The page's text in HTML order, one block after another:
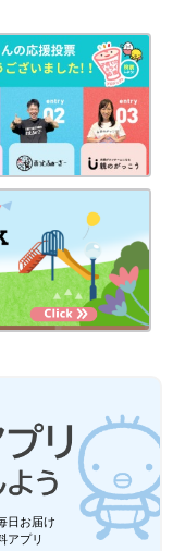
日お届け
アプリ